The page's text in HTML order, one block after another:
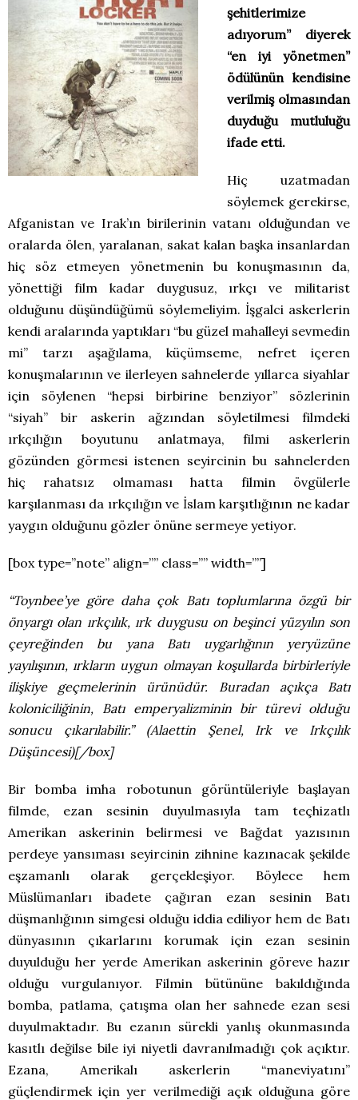
şehitlerimize
adıyorum” diyerek
“en iyi yönetmen”
ödülünün kendisine
verilmiş olmasından
duyduğu mutluluğu
ifade etti.
Hiç uzatmadan
söylemek gerekirse,
Afganistan ve Irak’ın birilerinin vatanı olduğundan ve
oralarda ölen, yaralanan, sakat kalan başka insanlardan
hiç söz etmeyen yönetmenin bu konuşmasının da,
yönettiği film kadar duygusuz, ırkçı ve militarist
olduğunu düşündüğümü söylemeliyim. İşgalci askerlerin
kendi aralarında yaptıkları “bu güzel mahalleyi sevmedin
mi” tarzı aşağılama, küçümseme, nefret içeren
konuşmalarının ve ilerleyen sahnelerde yıllarca siyahlar
için söylenen “hepsi birbirine benziyor” sözlerinin
“siyah” bir askerin ağzından söyletilmesi filmdeki
ırkçılığın boyutunu anlatmaya, filmi askerlerin
gözünden görmesi istenen seyircinin bu sahnelerden
hiç rahatsız olmaması hatta filmin övgülerle
karşılanması da ırkçılığın ve İslam karşıtlığının ne kadar
yaygın olduğunu gözler önüne sermeye yetiyor.
[box type=”note” align=”” class=”” width=””]
“Toynbee’ye göre daha çok Batı toplumlarına özgü bir
önyargı olan ırkçılık, ırk duygusu on beşinci yüzyılın son
çeyreğinden bu yana Batı uygarlığının yeryüzüne
yayılışının, ırkların uygun olmayan koşullarda birbirleriyle
ilişkiye geçmelerinin ürünüdür. Buradan açıkça Batı
koloniciliğinin, Batı emperyalizminin bir türevi olduğu
sonucu çıkarılabilir.” (Alaettin Şenel, Irk ve Irkçılık
Düşüncesi)[/box]
Bir bomba imha robotunun görüntüleriyle başlayan
filmde, ezan sesinin duyulmasıyla tam teçhizatlı
Amerikan askerinin belirmesi ve Bağdat yazısının
perdeye yansıması seyircinin zihnine kazınacak şekilde
eşzamanlı olarak gerçekleşiyor. Böylece hem
Müslümanları ibadete çağıran ezan sesinin Batı
düşmanlığının simgesi olduğu iddia ediliyor hem de Batı
dünyasının çıkarlarını korumak için ezan sesinin
duyulduğu her yerde Amerikan askerinin göreve hazır
olduğu vurgulanıyor. Filmin bütününe bakıldığında
bomba, patlama, çatışma olan her sahnede ezan sesi
duyulmaktadır. Bu ezanın sürekli yanlış okunmasında
kasıtlı değilse bile iyi niyetli davranılmadığı çok açıktır.
Ezana, Amerikalı askerlerin “maneviyatını”
güçlendirmek için yer verilmediği açık olduğuna göre